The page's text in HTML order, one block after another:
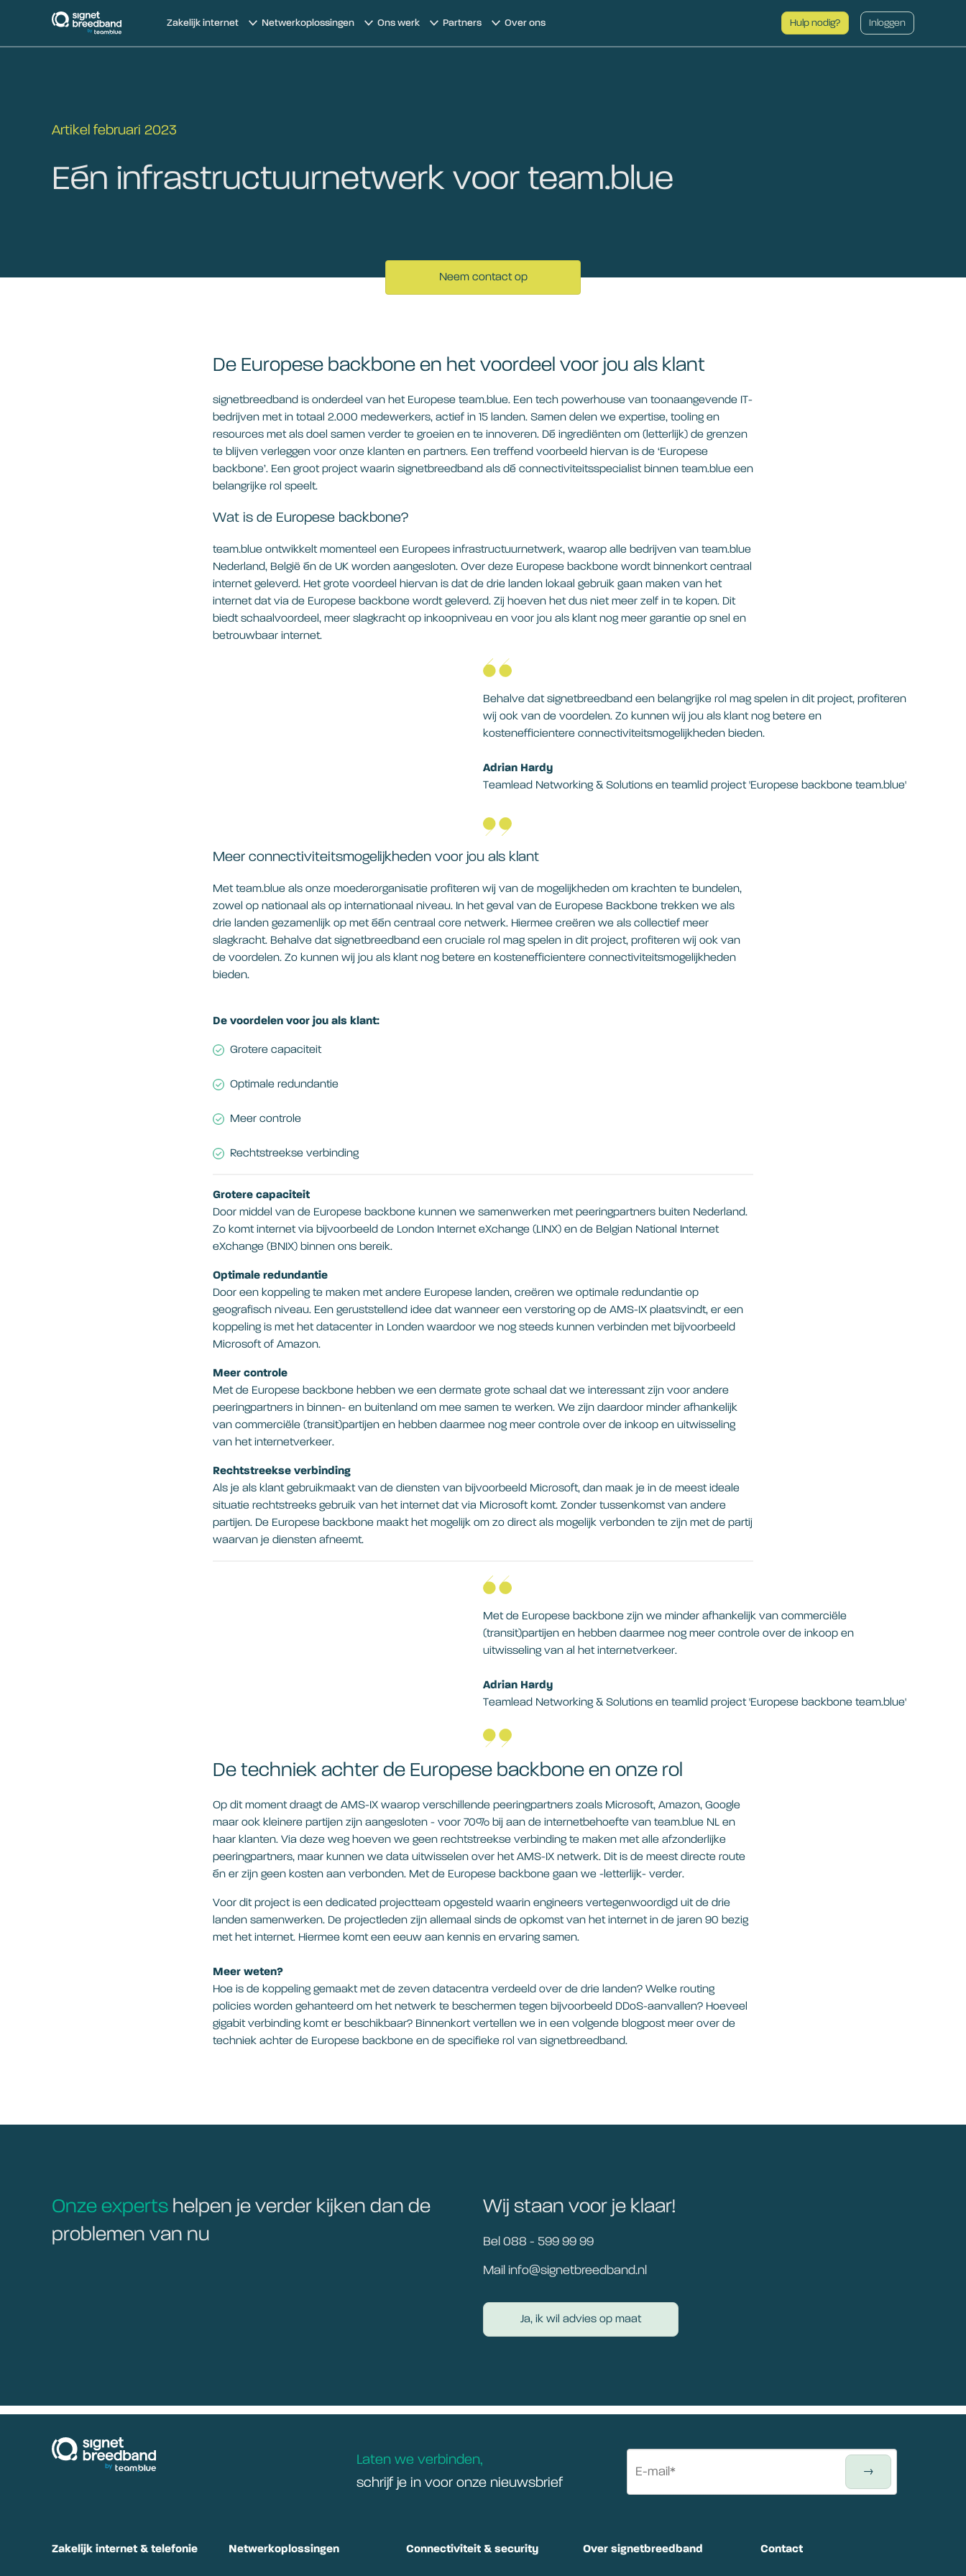
Zakelijk internet Netwerkoplossingen Ons werk Partners Over ons Hulp nodig? Inloggen
Artikel februari 2023
Eén infrastructuurnetwerk voor team.blue
Neem contact op
De Europese backbone en het voordeel voor jou als klant
signetbreedband is onderdeel van het Europese team.blue. Een tech powerhouse van toonaangevende IT-
bedrijven met in totaal 2.000 medewerkers, actief in 15 landen. Samen delen we expertise, tooling en
resources met als doel samen verder te groeien en te innoveren. Dé ingrediënten om (letterlijk) de grenzen
te blijven verleggen voor onze klanten en partners. Een treffend voorbeeld hiervan is de ‘Europese
backbone’. Een groot project waarin signetbreedband als dé connectiviteitsspecialist binnen team.blue een
belangrijke rol speelt.
Wat is de Europese backbone?
team.blue ontwikkelt momenteel een Europees infrastructuurnetwerk, waarop alle bedrijven van team.blue
Nederland, België én de UK worden aangesloten. Over deze Europese backbone wordt binnenkort centraal
internet geleverd. Het grote voordeel hiervan is dat de drie landen lokaal gebruik gaan maken van het
internet dat via de Europese backbone wordt geleverd. Zij hoeven het dus niet meer zelf in te kopen. Dit
biedt schaalvoordeel, meer slagkracht op inkoopniveau en voor jou als klant nog meer garantie op snel en
betrouwbaar internet.
Behalve dat signetbreedband een belangrijke rol mag spelen in dit project, profiteren
wij ook van de voordelen. Zo kunnen wij jou als klant nog betere en
kostenefficientere connectiviteitsmogelijkheden bieden.
Adrian Hardy
Teamlead Networking & Solutions en teamlid project 'Europese backbone team.blue'
Meer connectiviteitsmogelijkheden voor jou als klant
Met team.blue als onze moederorganisatie profiteren wij van de mogelijkheden om krachten te bundelen,
zowel op nationaal als op internationaal niveau. In het geval van de Europese Backbone trekken we als
drie landen gezamenlijk op met één centraal core netwerk. Hiermee creëren we als collectief meer
slagkracht. Behalve dat signetbreedband een cruciale rol mag spelen in dit project, profiteren wij ook van
de voordelen. Zo kunnen wij jou als klant nog betere en kostenefficientere connectiviteitsmogelijkheden
bieden.
De voordelen voor jou als klant:
Grotere capaciteit
Optimale redundantie
Meer controle
Rechtstreekse verbinding
Grotere capaciteit
Door middel van de Europese backbone kunnen we samenwerken met peeringpartners buiten Nederland.
Zo komt internet via bijvoorbeeld de London Internet eXchange (LINX) en de Belgian National Internet
eXchange (BNIX) binnen ons bereik.
Optimale redundantie
Door een koppeling te maken met andere Europese landen, creëren we optimale redundantie op
geografisch niveau. Een geruststellend idee dat wanneer een verstoring op de AMS-IX plaatsvindt, er een
koppeling is met het datacenter in Londen waardoor we nog steeds kunnen verbinden met bijvoorbeeld
Microsoft of Amazon.
Meer controle
Met de Europese backbone hebben we een dermate grote schaal dat we interessant zijn voor andere
peeringpartners in binnen- en buitenland om mee samen te werken. We zijn daardoor minder afhankelijk
van commerciële (transit)partijen en hebben daarmee nog meer controle over de inkoop en uitwisseling
van het internetverkeer.
Rechtstreekse verbinding
Als je als klant gebruikmaakt van de diensten van bijvoorbeeld Microsoft, dan maak je in de meest ideale
situatie rechtstreeks gebruik van het internet dat via Microsoft komt. Zonder tussenkomst van andere
partijen. De Europese backbone maakt het mogelijk om zo direct als mogelijk verbonden te zijn met de partij
waarvan je diensten afneemt.
Met de Europese backbone zijn we minder afhankelijk van commerciële
(transit)partijen en hebben daarmee nog meer controle over de inkoop en
uitwisseling van al het internetverkeer.
Adrian Hardy
Teamlead Networking & Solutions en teamlid project 'Europese backbone team.blue'
De techniek achter de Europese backbone en onze rol
Op dit moment draagt de AMS-IX waarop verschillende peeringpartners zoals Microsoft, Amazon, Google
maar ook kleinere partijen zijn aangesloten - voor 70% bij aan de internetbehoefte van team.blue NL en
haar klanten. Via deze weg hoeven we geen rechtstreekse verbinding te maken met alle afzonderlijke
peeringpartners, maar kunnen we data uitwisselen over het AMS-IX netwerk. Dit is de meest directe route
én er zijn geen kosten aan verbonden. Met de Europese backbone gaan we -letterlijk- verder.
Voor dit project is een dedicated projectteam opgesteld waarin engineers vertegenwoordigd uit de drie
landen samenwerken. De projectleden zijn allemaal sinds de opkomst van het internet in de jaren 90 bezig
met het internet. Hiermee komt een eeuw aan kennis en ervaring samen.
Meer weten?
Hoe is de koppeling gemaakt met de zeven datacentra verdeeld over de drie landen? Welke routing
policies worden gehanteerd om het netwerk te beschermen tegen bijvoorbeeld DDoS-aanvallen? Hoeveel
gigabit verbinding komt er beschikbaar? Binnenkort vertellen we in een volgende blogpost meer over de
techniek achter de Europese backbone en de specifieke rol van signetbreedband.
Onze experts helpen je verder kijken dan de
problemen van nu
Wij staan voor je klaar!
Bel 088 - 599 99 99
Mail info@signetbreedband.nl
Ja, ik wil advies op maat
Laten we verbinden,
schrijf je in voor onze nieuwsbrief
Zakelijk internet & telefonie Netwerkoplossingen Connectiviteit & security Over signetbreedband Contact